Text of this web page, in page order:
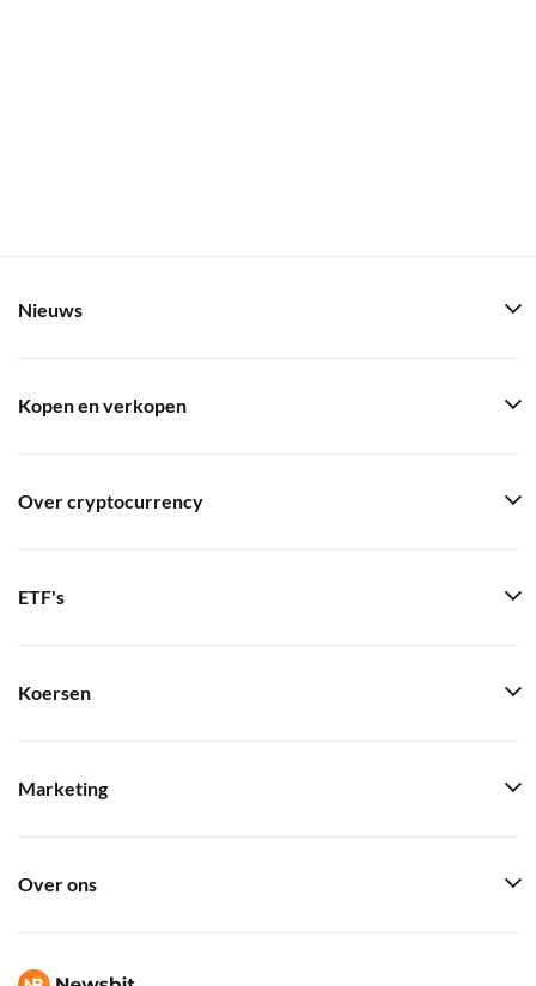
Nieuws
Kopen en verkopen
Over cryptocurrency
ETF's
Koersen
Marketing
Over ons